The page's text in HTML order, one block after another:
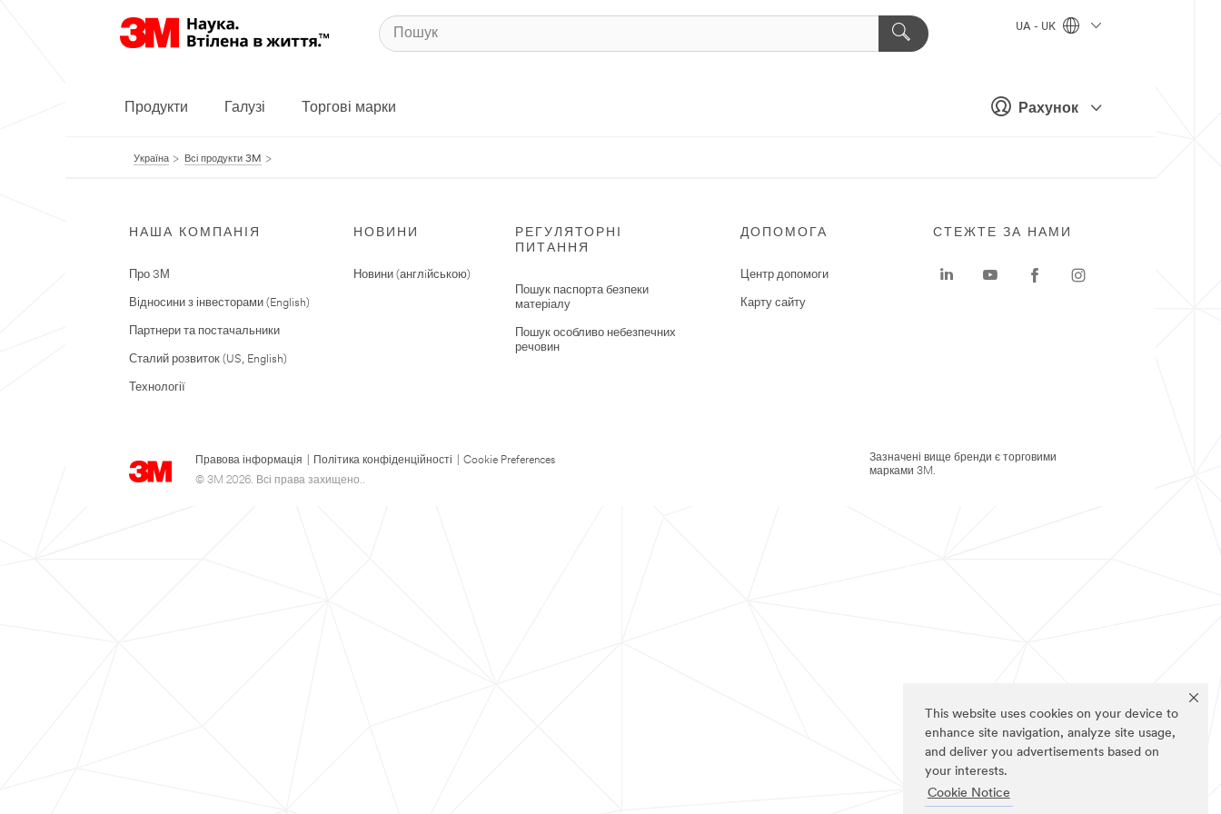
This website uses cookies on your device to
enhance site navigation, analyze site usage,
and deliver you advertisements based on
your interests.
Cookie Notice
Рахунок
UA - UK
Продукти Галузі Торгові марки
Україна Всі продукти 3M
НАША КОМПАНІЯ
Про 3М
Відносини з інвесторами (English)
Партнери та постачальники
Сталий розвиток (US, English)
Технології
НОВИНИ
Новини (англiйською)
РЕГУЛЯТОРНІ
ПИТАННЯ
Пошук паспорта безпеки
матеріалу
Пошук особливо небезпечних
речовин
ДОПОМОГА
Центр допомоги
Карту сайту
Правова інформація Політика конфіденційності
Cookie Preferences
© 3M 2026. Всі права захищено..
СТЕЖТЕ ЗА НАМИ
Зазначені вище бренди є торговими
марками 3M.